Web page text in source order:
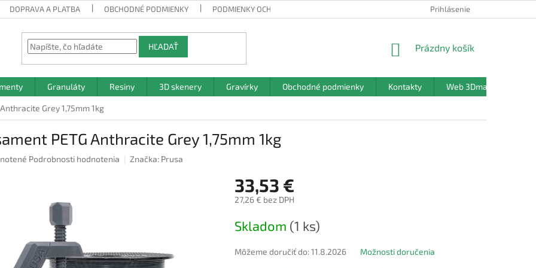
DOPRAVA A PLATBA OBCHODNÉ PODMIENKY PODMIENKY OCHRANY OSOBNÝCH ÚDAJOV Prihlásenie
HĽADAŤ
NÁKUPNÝ
Prázdny košík
Granuláty Resiny 3D skenery Gravírky Obchodné podmienky Kontakty Web 3Dmanufaktura.sk
Grey 1,75mm 1kg
PETG Anthracite Grey 1,75mm 1kg
Podrobnosti hodnotenia Značka: Prusa
33,53 €
27,26 € bez DPH
cena:
Skladom (1 ks)
Môžeme doručiť do: 11.8.2026 Možnosti doručenia